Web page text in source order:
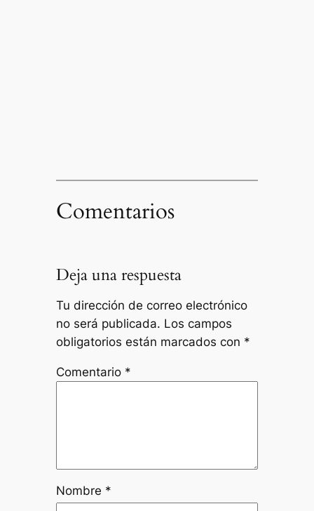
Comentarios
Deja una respuesta
Tu dirección de correo electrónico
no será publicada. Los campos
obligatorios están marcados con *
Comentario *
Nombre *